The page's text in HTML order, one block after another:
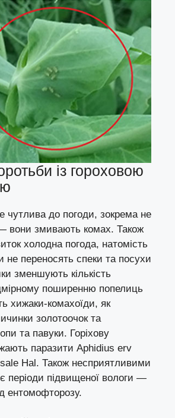
із гороховою
чутлива до погоди, зокрема не
вони змивають комах. Також
холодна погода, натомість
не переносять спеки та посухи
зменшують кількість
поширенню попелиць
хижаки-комахоїди, як
золотоочок та
та павуки. Горіхову
паразити Aphidius erv
Hal. Також несприятливими
періоди підвищеної вологи —
ентомофторозу.